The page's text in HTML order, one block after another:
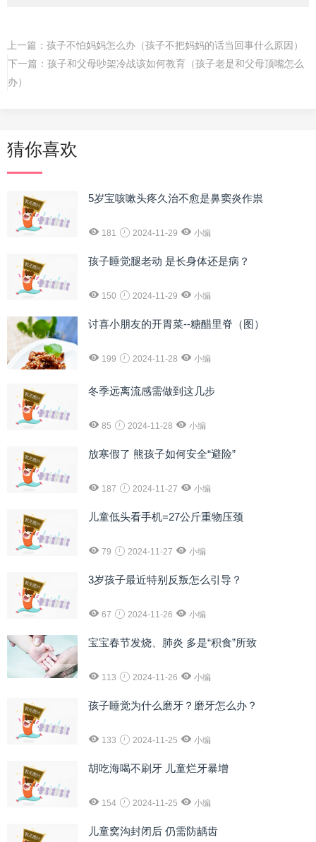
上一篇： 孩子不怕妈妈怎么办（孩子不把妈妈的话当回事什么原因）
下一篇： 孩子和父母吵架冷战该如何教育（孩子老是和父母顶嘴怎么
办）
猜你喜欢
5岁宝咳嗽头疼久治不愈是鼻窦炎作祟
181 2024-11-29 小编
孩子睡觉腿老动 是长身体还是病？
150 2024-11-29 小编
讨喜小朋友的开胃菜--糖醋里脊（图）
199 2024-11-28 小编
冬季远离流感需做到这几步
85 2024-11-28 小编
放寒假了 熊孩子如何安全“避险”
187 2024-11-27 小编
儿童低头看手机=27公斤重物压颈
79 2024-11-27 小编
3岁孩子最近特别反叛怎么引导？
67 2024-11-26 小编
宝宝春节发烧、肺炎 多是“积食”所致
113 2024-11-26 小编
孩子睡觉为什么磨牙？磨牙怎么办？
133 2024-11-25 小编
胡吃海喝不刷牙 儿童烂牙暴增
154 2024-11-25 小编
儿童窝沟封闭后 仍需防龋齿